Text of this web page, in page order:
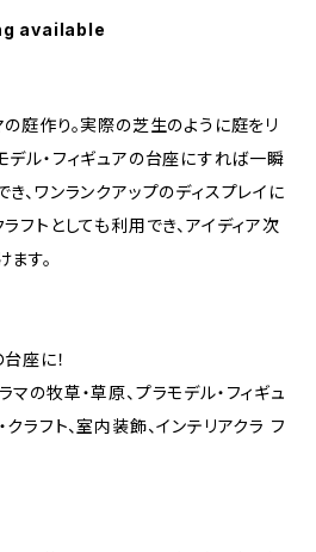
available
の庭作り。実際の芝生のように庭をリ
デル・フィギュアの台座にすれば一瞬
、ワンランクアップのディスプレイに
フトとしても利用でき、アイディア次
す。
座に！
の牧草・草原、プラモデル・フィギュ
ラフト、室内装飾、インテリアクラ フ